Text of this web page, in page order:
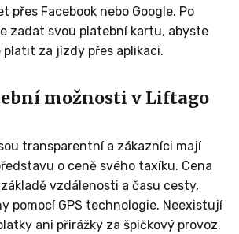
přes Facebook nebo Google. Po
zadat svou platební kartu, abyste
za jízdy přes aplikaci.
možnosti v Liftago
transparentní a zákazníci mají
o ceně svého taxíku. Cena
vzdálenosti a času cesty,
pomocí GPS technologie. Neexistují
ani přirážky za špičkový provoz.